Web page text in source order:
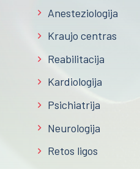
Anesteziologija
Kraujo centras
Reabilitacija
Kardiologija
Psichiatrija
Neurologija
Retos ligos